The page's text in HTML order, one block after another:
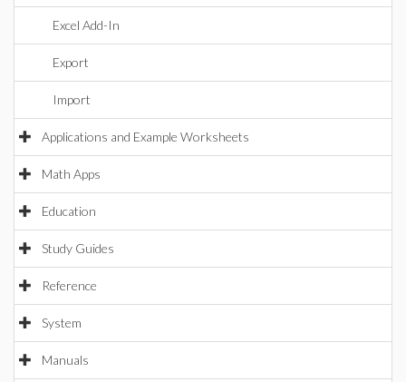
Excel Add-In
Export
Import
Applications and Example Worksheets
Math Apps
Education
Study Guides
Reference
System
Manuals